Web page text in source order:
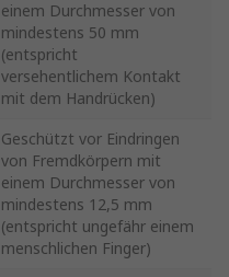
einem Durchmesser von
mindestens 50 mm
(entspricht
versehentlichem Kontakt
mit dem Handrücken)
Geschützt vor Eindringen
von Fremdkörpern mit
einem Durchmesser von
mindestens 12,5 mm
(entspricht ungefähr einem
menschlichen Finger)